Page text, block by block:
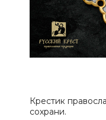
Крестик
сохрани.